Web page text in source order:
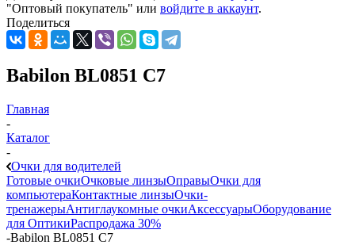
"Оптовый покупатель" или войдите в аккаунт.
Поделиться
Babilon BL0851 C7
Главная
-
Каталог
-
Очки для водителей
Готовые очкиОчковые линзыОправыОчки для
компьютераКонтактные линзыОчки-
тренажерыАнтиглаукомные очкиАксессуарыОборудование
для ОптикиРаспродажа 30%
-Babilon BL0851 C7